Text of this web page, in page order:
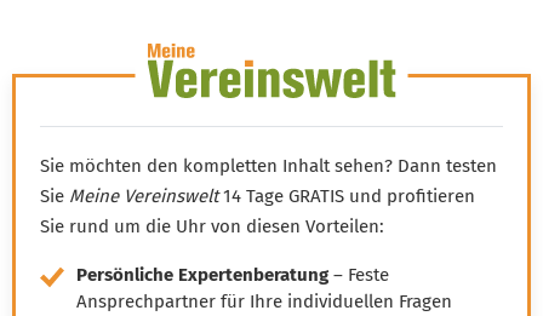
5 gute Gründe für einen
Vereinspodcast
Sie möchten den kompletten Inhalt sehen? Dann testen
Sie Meine Vereinswelt14 Tage GRATIS und profitieren
Sie rund um die Uhr von diesen Vorteilen:
Persönliche Expertenberatung– Feste
Ansprechpartner für Ihre individuellen Fragen